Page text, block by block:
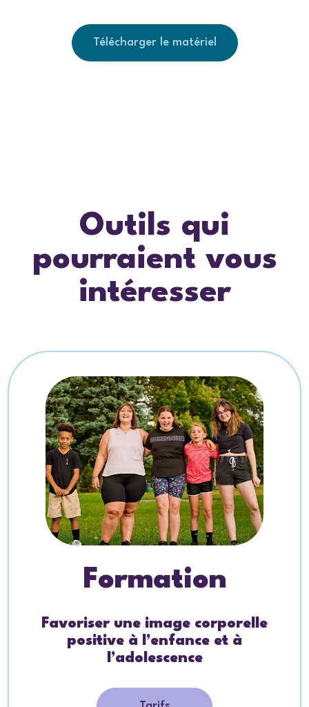
Télécharger le matériel
Outils qui
pourraient vous
intéresser
Formation
Favoriser une image corporelle
positive à l’enfance et à
l’adolescence